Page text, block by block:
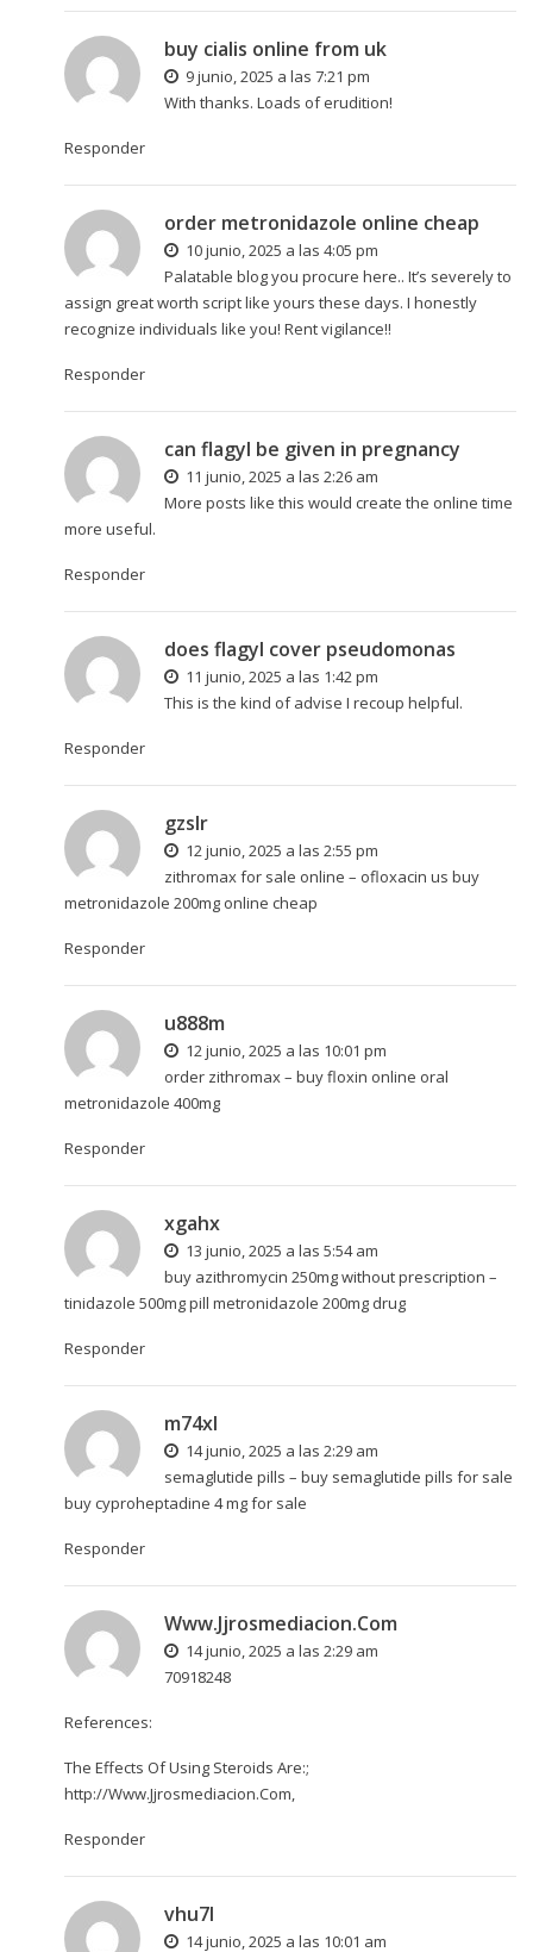
buy cialis online from uk
9 junio, 2025 a las 7:21 pm
With thanks. Loads of erudition!
Responder
order metronidazole online cheap
10 junio, 2025 a las 4:05 pm
Palatable blog you procure here.. It’s severely to
assign great worth script like yours these days. I honestly
recognize individuals like you! Rent vigilance!!
Responder
can flagyl be given in pregnancy
11 junio, 2025 a las 2:26 am
More posts like this would create the online time
more useful.
Responder
does flagyl cover pseudomonas
11 junio, 2025 a las 1:42 pm
This is the kind of advise I recoup helpful.
Responder
gzslr
12 junio, 2025 a las 2:55 pm
zithromax for sale online – ofloxacin us buy
metronidazole 200mg online cheap
Responder
u888m
12 junio, 2025 a las 10:01 pm
order zithromax – buy floxin online oral
metronidazole 400mg
Responder
xgahx
13 junio, 2025 a las 5:54 am
buy azithromycin 250mg without prescription –
tinidazole 500mg pill metronidazole 200mg drug
Responder
m74xl
14 junio, 2025 a las 2:29 am
semaglutide pills – buy semaglutide pills for sale
buy cyproheptadine 4 mg for sale
Responder
Www.Jjrosmediacion.Com
14 junio, 2025 a las 2:29 am
70918248
References:
The Effects Of Using Steroids Are:;
http://Www.Jjrosmediacion.Com,
Responder
vhu7l
14 junio, 2025 a las 10:01 am